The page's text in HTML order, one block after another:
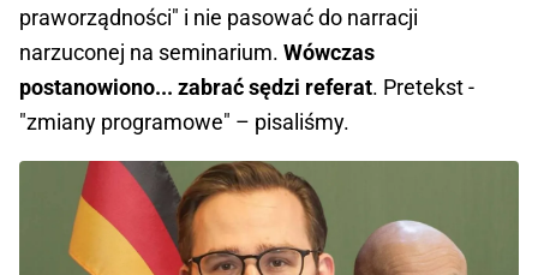
praworządności" i nie pasować do narracji
narzuconej na seminarium. Wówczas
postanowiono... zabrać sędzi referat. Pretekst -
"zmiany programowe" – pisaliśmy.